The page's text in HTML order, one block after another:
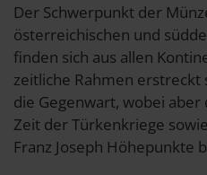
Der Schwerpunkt der
österreichischen und
finden sich aus allen
zeitliche Rahmen erstreckt
die Gegenwart, wobei
Zeit der Türkenkriege
Franz Joseph Höhepunkte